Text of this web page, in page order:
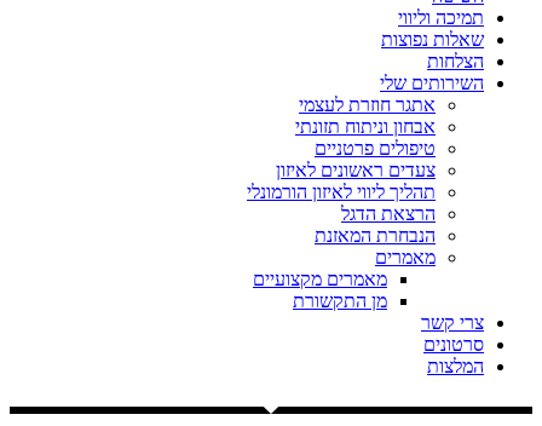
תמיכה וליווי
שאלות נפוצות
הצלחות
השירותים שלי
אתגר חוזרת לעצמי
אבחון וניתוח תזונתי
טיפולים פרטניים
צעדים ראשונים לאיזון
תהליך ליווי לאיזון הורמונלי
הרצאת הדגל
הנבחרת המאזנת
מאמרים
מאמרים מקצועיים
מן התקשורת
צרי קשר
סרטונים
המלצות